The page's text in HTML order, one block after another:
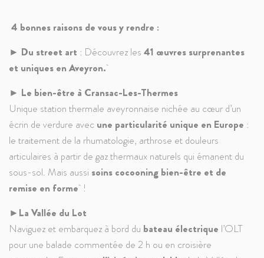
4 bonnes raisons de vous y rendre :
► Du street art : Découvrez les 41 œuvres surprenantes
et uniques en Aveyron.
► Le bien-être à Cransac-Les-Thermes
Unique station thermale aveyronnaise nichée au cœur d’un
écrin de verdure avec une particularité unique en Europe :
le traitement de la rhumatologie, arthrose et douleurs
articulaires à partir de gaz thermaux naturels qui émanent du
sous-sol. Mais aussi soins cocooning bien-être et de
remise en forme!
► La Vallée du Lot
Naviguez et embarquez à bord du bateau électrique l’OLT
pour une balade commentée de 2 h ou en croisière